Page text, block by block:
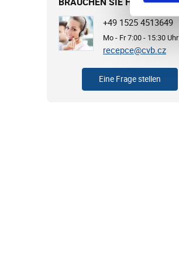
+49 1525 4513649
Mo - Fr 7:00 - 15:30 Uhr
recepce@cvb.cz
Eine Frage stellen